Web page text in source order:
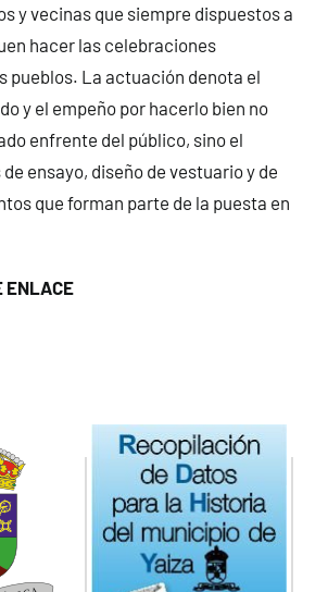
y vecinas que siempre dispuestos a
hacer las celebraciones
pueblos. La actuación denota el
y el empeño por hacerlo bien no
enfrente del público, sino el
ensayo, diseño de vestuario y de
que forman parte de la puesta en
ENLACE